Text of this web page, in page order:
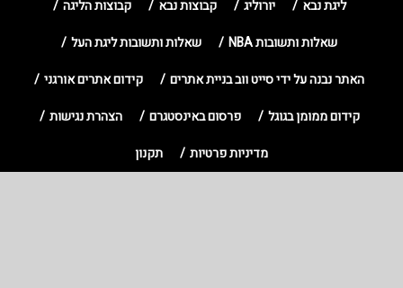
ליגת נבא יורוליג קבוצות נבא
קבוצות הליגה
שאלות ותשובות NBA
שאלות ותשובות ליגת העל
האתר נבנה על ידי סייט ווב בניית אתרים
קידום אתרים אורגני
קידום ממומן בגוגל
פרסום באינסטגרם
הצהרת נגישות
מדיניות פרטיות
תקנון